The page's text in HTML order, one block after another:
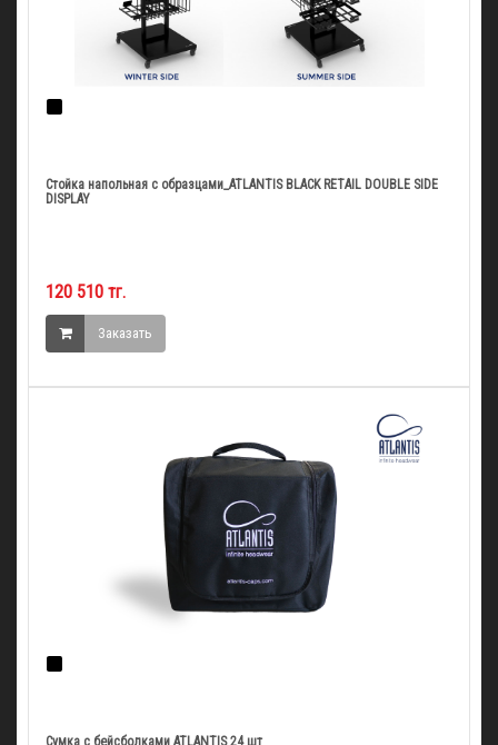
Стойка напольная с образцами_ATLANTIS BLACK RETAIL DOUBLE SIDE
DISPLAY
120 510 тг.
Заказать
Сумка c бейсболками ATLANTIS 24 шт